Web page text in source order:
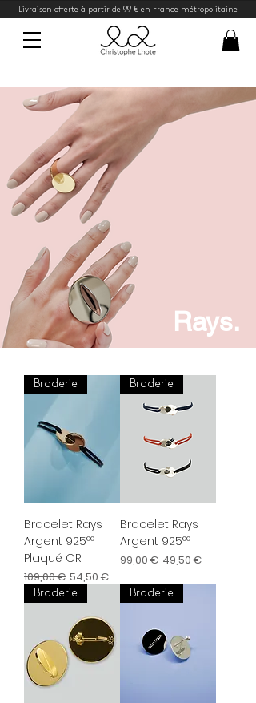
Livraison offerte à partir de 99 € en France métropolitaine
Rays.
Braderie
Bracelet Rays
Argent 925°°
Plaqué OR
Prix original
109,00 € Prix promotionnel
54,50 €
Braderie
Bracelet Rays
Argent 925°°
Prix original
99,00 € Prix promotionnel
49,50 €
Braderie Braderie